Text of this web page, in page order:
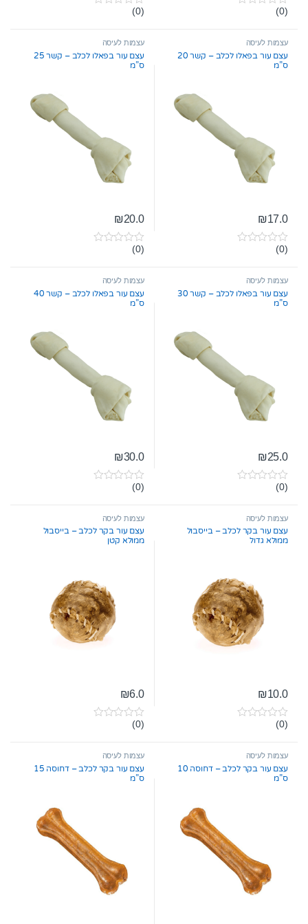
0
t
o
f
5
(0)
0
t
o
f
5
(0)
עצמות לעיסה
עצם עור בפאלו לכלב – קשר 20
ס”מ
₪17.0
0
t
f
5
(0)
עצמות לעיסה
עצם עור בפאלו לכלב – קשר 25
ס”מ
₪20.0
0
t
f
5
(0)
עצמות לעיסה
עצם עור בפאלו לכלב – קשר 30
ס”מ
₪25.0
0
t
o
f
5
(0)
עצמות לעיסה
עצם עור בפאלו לכלב – קשר 40
ס”מ
₪30.0
0
t
o
f
5
(0)
עצמות לעיסה
עצם עור בקר לכלב – בייסבול
ממולא גדול
₪10.0
0
t
o
f
5
(0)
עצמות לעיסה
עצם עור בקר לכלב – בייסבול
ממולא קטן
₪6.0
0
t
o
f
5
(0)
עצמות לעיסה
עצם עור בקר לכלב – דחוסה 10
ס”מ
עצמות לעיסה
עצם עור בקר לכלב – דחוסה 15
ס”מ